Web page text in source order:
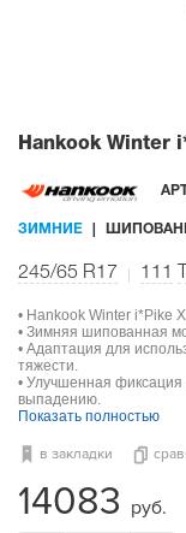
Hankook Winter
ЗИМНИЕ
245/65 R17 111
• Hankook Winter i*Pike
• Зимняя шипованная
• Адаптация для
тяжести.
• Улучшенная
выпадению.
Показать полностью
в закладки
14083 руб.